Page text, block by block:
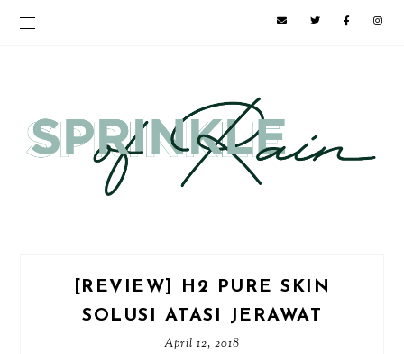
[REVIEW] H2 PURE SKIN
SOLUSI ATASI JERAWAT
April 12, 2018